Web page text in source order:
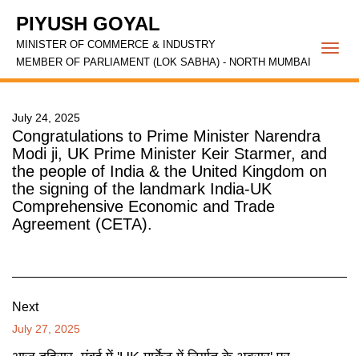
PIYUSH GOYAL
MINISTER OF COMMERCE & INDUSTRY
MEMBER OF PARLIAMENT (LOK SABHA) - NORTH MUMBAI
July 24, 2025
Congratulations to Prime Minister Narendra
Modi ji, UK Prime Minister Keir Starmer, and
the people of India & the United Kingdom on
the signing of the landmark India-UK
Comprehensive Economic and Trade
Agreement (CETA).
Next
July 27, 2025